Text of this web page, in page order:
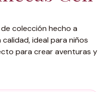
de colección hecho a
ideal para niños
para crear aventuras y